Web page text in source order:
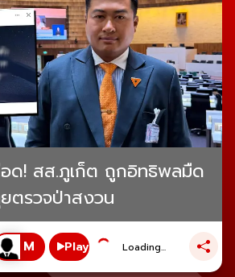
ด! สส.ภูเก็ต ถูกอิทธิพลมืด
ตรวจป่าสงวน
Play Loading...